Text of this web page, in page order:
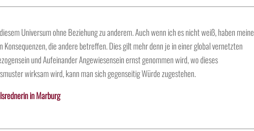
Universum ohne Beziehung zu anderem. Auch wenn ich es nicht weiß, haben meine
Konsequenzen, die andere betreffen. Dies gilt mehr denn je in einer global vernetzten
und Aufeinander Angewiesensein ernst genommen wird, wo dieses
wirksam wird, kann man sich gegenseitig Würde zugestehen.
in Marburg